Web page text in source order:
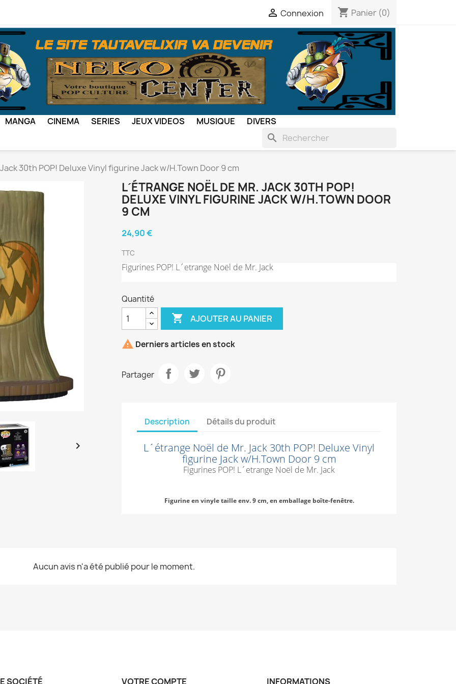
 Connexion shopping_cart Panier (0)
MANGA CINEMA SERIES JEUX VIDEOS MUSIQUE DIVERS
search
30th POP! Deluxe Vinyl figurine Jack w/H.Town Door 9 cm

L´ÉTRANGE NOËL DE MR. JACK 30TH POP!
DELUXE VINYL FIGURINE JACK W/H.TOWN DOOR
9 CM
24,90 €
TTC
Figurines POP! L´etrange Noël de Mr. Jack
Quantité
 AJOUTER AU PANIER
 Derniers articles en stock
Partager
Description Détails du produit
L´étrange Noël de Mr. Jack 30th POP! Deluxe Vinyl
figurine Jack w/H.Town Door 9 cm
Figurines POP! L´etrange Noël de Mr. Jack
Figurine en vinyle taille env. 9 cm, en emballage boîte-fenêtre.
Aucun avis n'a été publié pour le moment.
SOCIÉTÉ VOTRE COMPTE INFORMATIONS